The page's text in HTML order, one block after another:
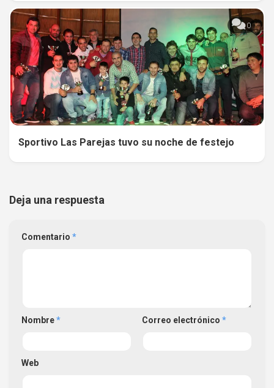
0
Sportivo Las Parejas tuvo su noche de festejo
Deja una respuesta
Comentario *
Nombre* Correo electrónico *
Web